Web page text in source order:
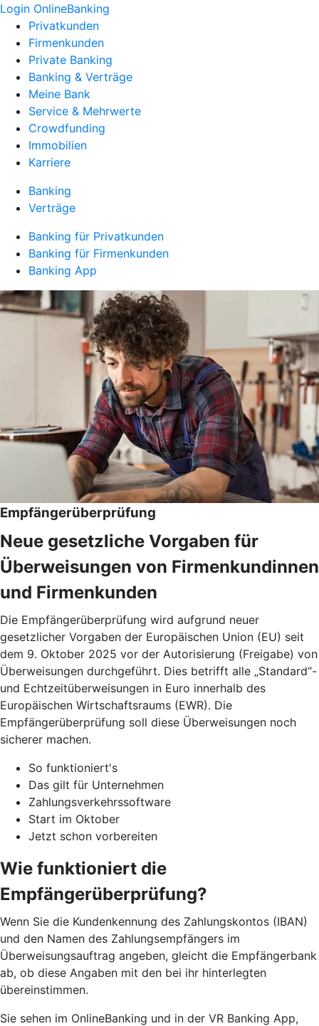
Login OnlineBanking
Privatkunden
Firmenkunden
Private Banking
Banking & Verträge
Meine Bank
Service & Mehrwerte
Crowdfunding
Immobilien
Karriere
Banking
Verträge
Banking für Privatkunden
Banking für Firmenkunden
Banking App
Empfängerüberprüfung
Neue gesetzliche Vorgaben für
Überweisungen von Firmenkundinnen
und Firmenkunden
Die Empfängerüberprüfung wird aufgrund neuer
gesetzlicher Vorgaben der Europäischen Union (EU) seit
dem 9. Oktober 2025 vor der Autorisierung (Freigabe) von
Überweisungen durchgeführt. Dies betrifft alle „Standard“-
und Echtzeitüberweisungen in Euro innerhalb des
Europäischen Wirtschaftsraums (EWR). Die
Empfängerüberprüfung soll diese Überweisungen noch
sicherer machen.
So funktioniert's
Das gilt für Unternehmen
Zahlungsverkehrssoftware
Start im Oktober
Jetzt schon vorbereiten
Wie funktioniert die
Empfängerüberprüfung?
Wenn Sie die Kundenkennung des Zahlungskontos (IBAN)
und den Namen des Zahlungsempfängers im
Überweisungsauftrag angeben, gleicht die Empfängerbank
ab, ob diese Angaben mit den bei ihr hinterlegten
übereinstimmen.
Sie sehen im OnlineBanking und in der VR Banking App,